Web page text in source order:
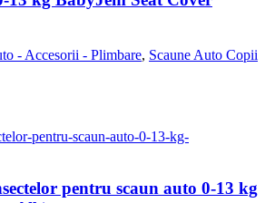
- Accesorii - Plimbare, Scaune Auto Copii
pentru scaun auto 0-13 kg